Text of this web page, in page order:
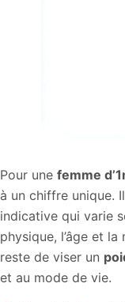
Pour une femme
à un chiffre unique.
indicative qui varie
physique, l’âge et
reste de viser un
et au mode de vie.